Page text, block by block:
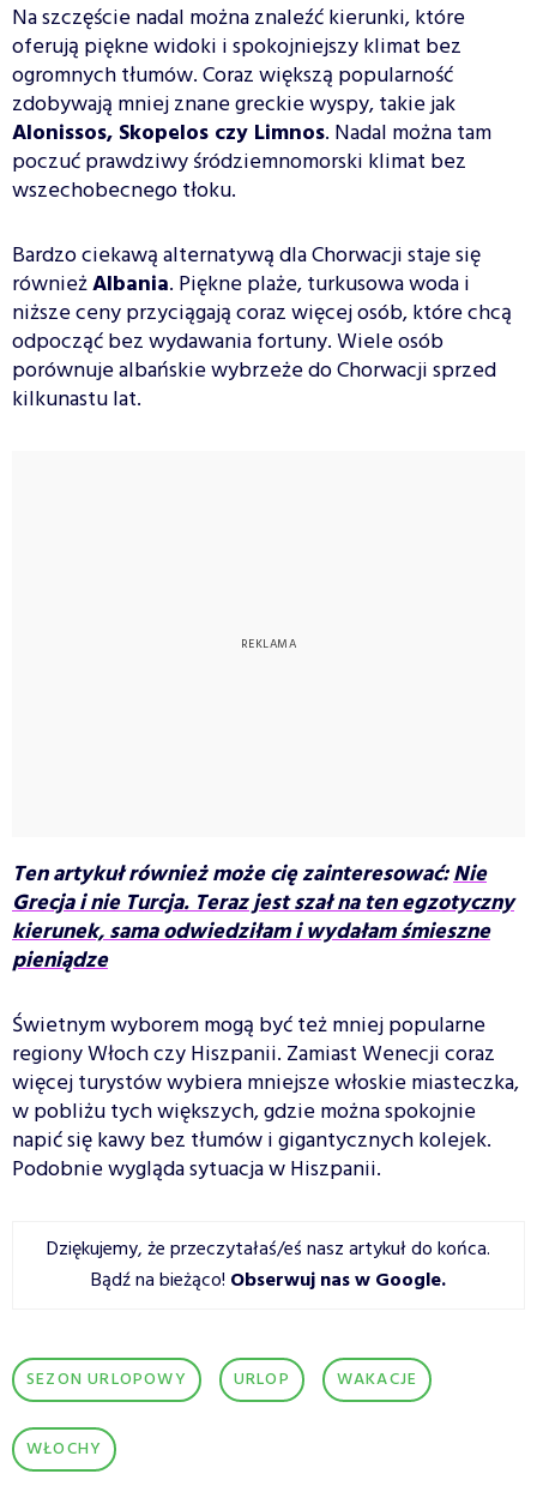
Na szczęście nadal można znaleźć kierunki, które
oferują piękne widoki i spokojniejszy klimat bez
ogromnych tłumów. Coraz większą popularność
zdobywają mniej znane greckie wyspy, takie jak
Alonissos, Skopelos czy Limnos. Nadal można tam
poczuć prawdziwy śródziemnomorski klimat bez
wszechobecnego tłoku.
Bardzo ciekawą alternatywą dla Chorwacji staje się
równieżAlbania. Piękne plaże, turkusowa woda i
niższe ceny przyciągają coraz więcej osób, które chcą
odpocząć bez wydawania fortuny. Wiele osób
porównuje albańskie wybrzeże do Chorwacji sprzed
kilkunastu lat.
Ten artykuł również może cię zainteresować:Nie
Grecja i nie Turcja. Teraz jest szał na ten egzotyczny
kierunek, sama odwiedziłam i wydałam śmieszne
pieniądze
Świetnym wyborem mogą być też mniej popularne
regiony Włoch czy Hiszpanii. Zamiast Wenecji coraz
więcej turystów wybiera mniejsze włoskie miasteczka,
w pobliżu tych większych, gdzie można spokojnie
napić się kawy bez tłumów i gigantycznych kolejek.
Podobnie wygląda sytuacja w Hiszpanii.
Dziękujemy, że przeczytałaś/eś nasz artykuł do końca.
Bądź na bieżąco! Obserwuj nas w Google.
SEZON URLOPOWY URLOP WAKACJE
WŁOCHY